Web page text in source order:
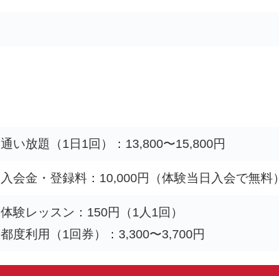
通い放題（1日1回）：13,800〜15,800円
入会金・登録料：10,000円（体験当日入会で無料）
体験レッスン：150円（1人1回）
都度利用（1回券）：3,300〜3,700円